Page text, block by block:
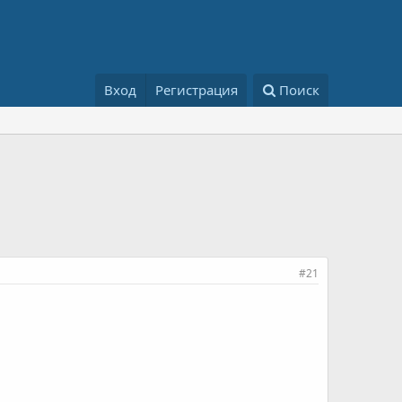
Вход Регистрация Поиск
#21